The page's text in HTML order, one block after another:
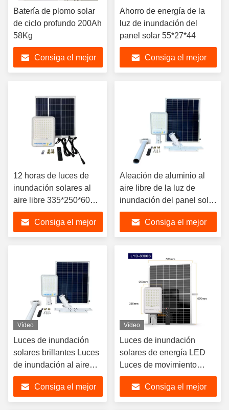
Batería de plomo solar
de ciclo profundo 200Ah
58Kg
Consiga el mejor
Ahorro de energía de la
luz de inundación del
panel solar 55*27*44
Consiga el mejor
12 horas de luces de
inundación solares al
aire libre 335*250*60
mm
Consiga el mejor
Aleación de aluminio al
aire libre de la luz de
inundación del panel solar
96pcs LED
Consiga el mejor
Vídeo
Luces de inundación
solares brillantes Luces
de inundación al aire
libre con energía solar
Consiga el mejor
Vídeo
Luces de inundación
solares de energía LED
Luces de movimiento
solares de alto brillo
Consiga el mejor